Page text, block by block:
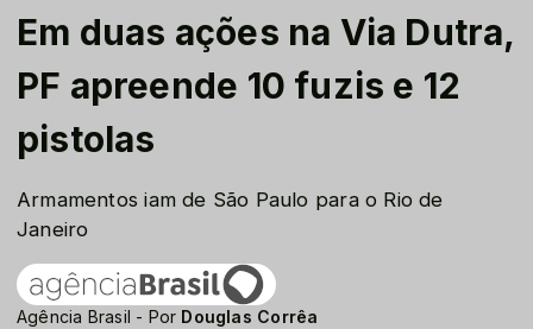
Em duas ações na Via Dutra,
PF apreende 10 fuzis e 12
pistolas
Armamentos iam de São Paulo para o Rio de
Janeiro
Agência Brasil - Por Douglas Corrêa